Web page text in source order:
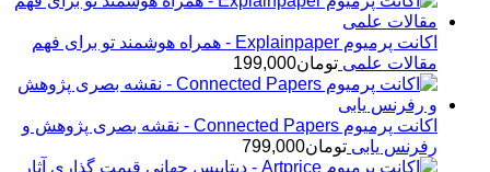
اکانت پرمیوم Explainpaper - همراه هوشمند تو برای فهم
مقالات علمی تومان199,000
اکانت پرمیوم Connected Papers - نقشه بصری پژوهش و
رفرنس یابی تومان799,000